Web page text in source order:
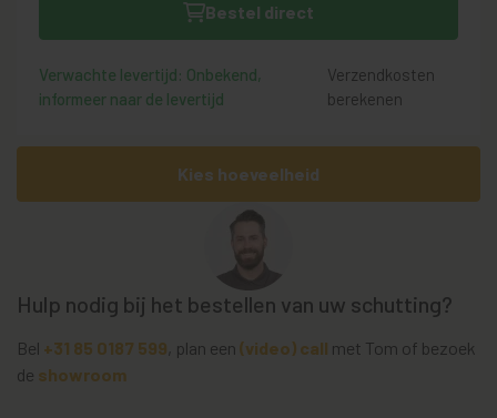
Bestel direct
Verwachte levertijd: Onbekend,
informeer naar de levertijd
Verzendkosten
berekenen
Kies hoeveelheid
Hulp nodig bij het bestellen van uw schutting?
Bel +31 85 0187 599 , plan een (video) call met Tom of bezoek
de showroom